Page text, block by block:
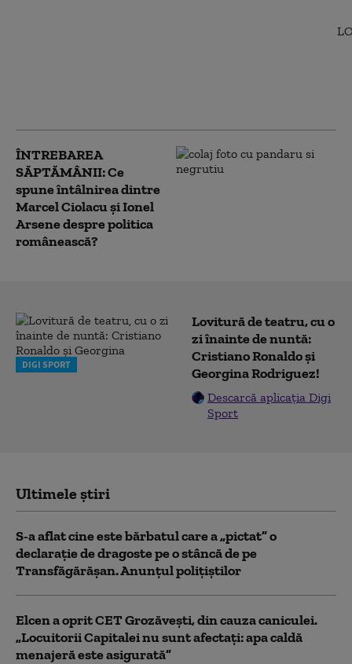
ÎNTREBAREA
SĂPTĂMÂNII: Ce
spune întâlnirea dintre
Marcel Ciolacu și Ionel
Arsene despre politica
românească?
DIGI SPORT
Lovitură de teatru, cu o
zi înainte de nuntă:
Cristiano Ronaldo și
Georgina Rodriguez!
Descarcă aplicația Digi
Sport
Ultimele știri
S-a aflat cine este bărbatul care a „pictat” o
declarație de dragoste pe o stâncă de pe
Transfăgărășan. Anunțul polițiștilor
Elcen a oprit CET Grozăveşti, din cauza caniculei.
„Locuitorii Capitalei nu sunt afectați: apa caldă
menajeră este asigurată”